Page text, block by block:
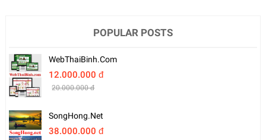
POPULAR POSTS
WebThaiBinh.com
12.000.000 đ
20.000.000 đ
SongHong.net
38.000.000 đ